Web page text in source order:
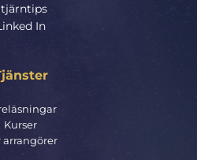
In
Kurser
arrangörer